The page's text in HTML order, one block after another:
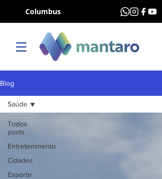
Columbus
Blog
Todos
posts
Entretenimento
Cidades
Esporte
Saúde